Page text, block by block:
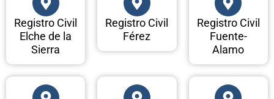
Registro Civil
Elche de la
Sierra
Registro Civil
Férez
Registro Civil
Fuente-
Alamo